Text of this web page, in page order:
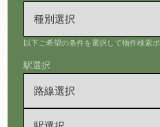
以下ご希望の条件を選択して物件検索
駅選択